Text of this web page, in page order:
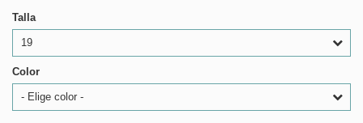
Talla
19
Color
- Elige color -